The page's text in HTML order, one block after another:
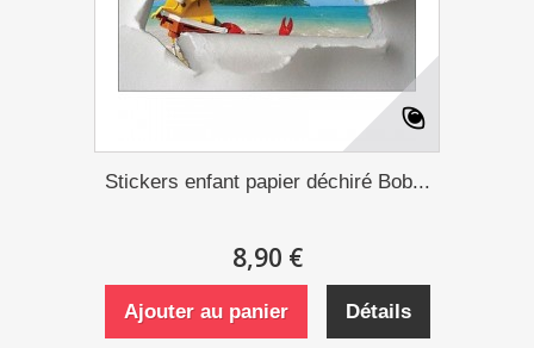
Stickers enfant papier déchiré Bob...
8,90 €
Ajouter au panier Détails